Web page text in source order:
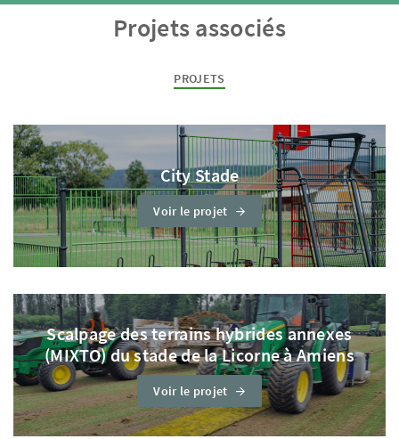
Projets associés
PROJETS
City Stade
Voir le projet
Scalpage des terrains hybrides annexes
(MIXTO) du stade de la Licorne à Amiens
Voir le projet